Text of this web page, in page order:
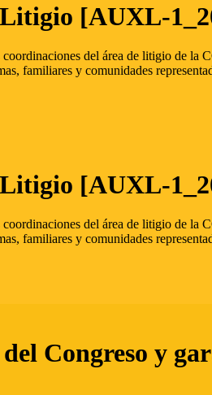
[AUXL-
del área de litigio de
familiares y comunidades
[AUXL-
del área de litigio de
familiares y comunidades
Congreso y